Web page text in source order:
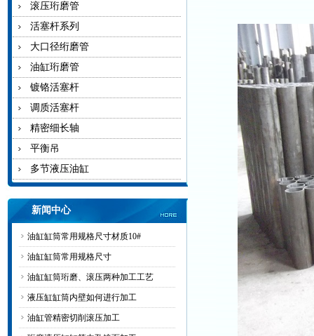
滚压珩磨管
活塞杆系列
大口径绗磨管
油缸珩磨管
镀铬活塞杆
调质活塞杆
精密细长轴
平衡吊
多节液压油缸
新闻中心
油缸缸筒常用规格尺寸材质10#
油缸缸筒常用规格尺寸
油缸缸筒珩磨、滚压两种加工工艺
液压缸缸筒内壁如何进行加工
油缸管精密切削滚压加工